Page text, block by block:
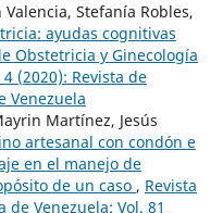
Stefanía Robles,
ayudas cognitivas
Obstetricia y Ginecología
(2020): Revista de
Venezuela
Martínez, Jesús
artesanal con condón e
en el manejo de
de un caso , Revista
Venezuela: Vol. 81